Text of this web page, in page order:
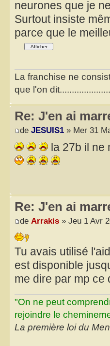
neurones que je
Surtout insiste
parce que le
La franchise ne
que l'on
Re: J'en ai
de JESUIS1 » Mer 31
la 27b il
Re: J'en ai
de Arrakis » Jeu 1 Avr
Tu avais utilisé
est disponible
me dire par mp ce
"On ne peut
rejoindre le
La première loi du